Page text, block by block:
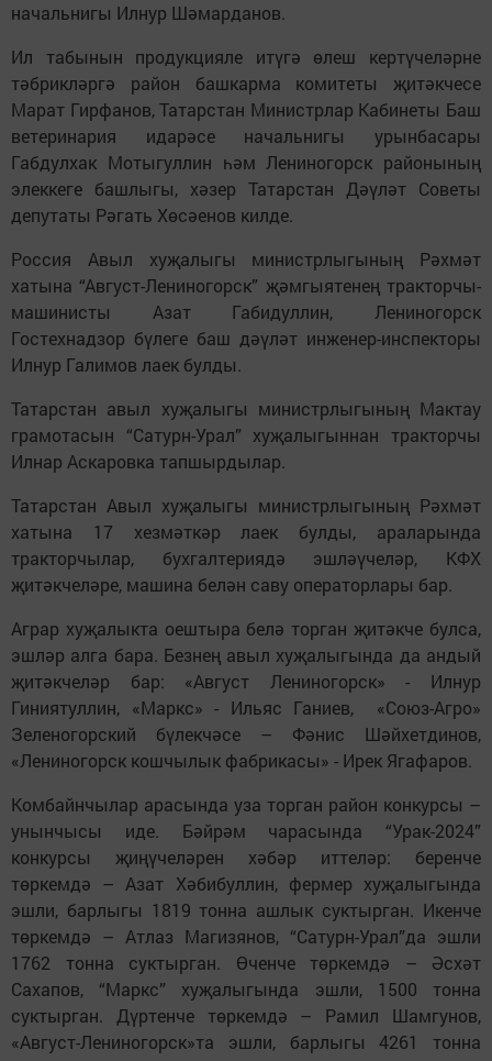
начальнигы Илнур Шәмарданов.
Ил табынын продукцияле итүгә өлеш кертүчеләрне
тәбрикләргә район башкарма комитеты җитәкчесе
Марат Гирфанов, Татарстан Министрлар Кабинеты Баш
ветеринария идарәсе начальнигы урынбасары
Габдулхак Мотыгуллин һәм Лениногорск районының
элеккеге башлыгы, хәзер Татарстан Дәүләт Советы
депутаты Рәгать Хөсәенов килде.
Россия Авыл хуҗалыгы министрлыгының Рәхмәт
хатына “Август-Лениногорск” җәмгыятенең тракторчы-
машинисты Азат Габидуллин, Лениногорск
Гостехнадзор бүлеге баш дәүләт инженер-инспекторы
Илнур Галимов лаек булды.
Татарстан авыл хуҗалыгы министрлыгының Мактау
грамотасын “Сатурн-Урал” хуҗалыгыннан тракторчы
Илнар Аскаровка тапшырдылар.
Татарстан Авыл хуҗалыгы министрлыгының Рәхмәт
хатына 17 хезмәткәр лаек булды, араларында
тракторчылар, бухгалтериядә эшләүчеләр, КФХ
җитәкчеләре, машина белән саву операторлары бар.
Аграр хуҗалыкта оештыра белә торган җитәкче булса,
эшләр алга бара. Безнең авыл хуҗалыгында да андый
җитәкчеләр бар: «Август Лениногорск» - Илнур
Гиниятуллин, «Маркс» - Ильяс Ганиев, «Союз-Агро»
Зеленогорский бүлекчәсе – Фәнис Шәйхетдинов,
«Лениногорск кошчылык фабрикасы» - Ирек Ягафаров.
Комбайнчылар арасында уза торган район конкурсы –
унынчысы иде. Бәйрәм чарасында “Урак-2024”
конкурсы җиңүчеләрен хәбәр иттеләр: беренче
төркемдә – Азат Хәбибуллин, фермер хуҗалыгында
эшли, барлыгы 1819 тонна ашлык суктырган. Икенче
төркемдә – Атлаз Магизянов, “Сатурн-Урал”да эшли
1762 тонна суктырган. Өченче төркемдә – Әсхәт
Сахапов, “Маркс” хуҗалыгында эшли, 1500 тонна
суктырган. Дүртенче төркемдә – Рамил Шамгунов,
«Август-Лениногорск»та эшли, барлыгы 4261 тонна